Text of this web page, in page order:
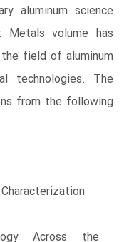
aluminum science
Metals volume has
field of aluminum
technologies. The
from the following
Across the